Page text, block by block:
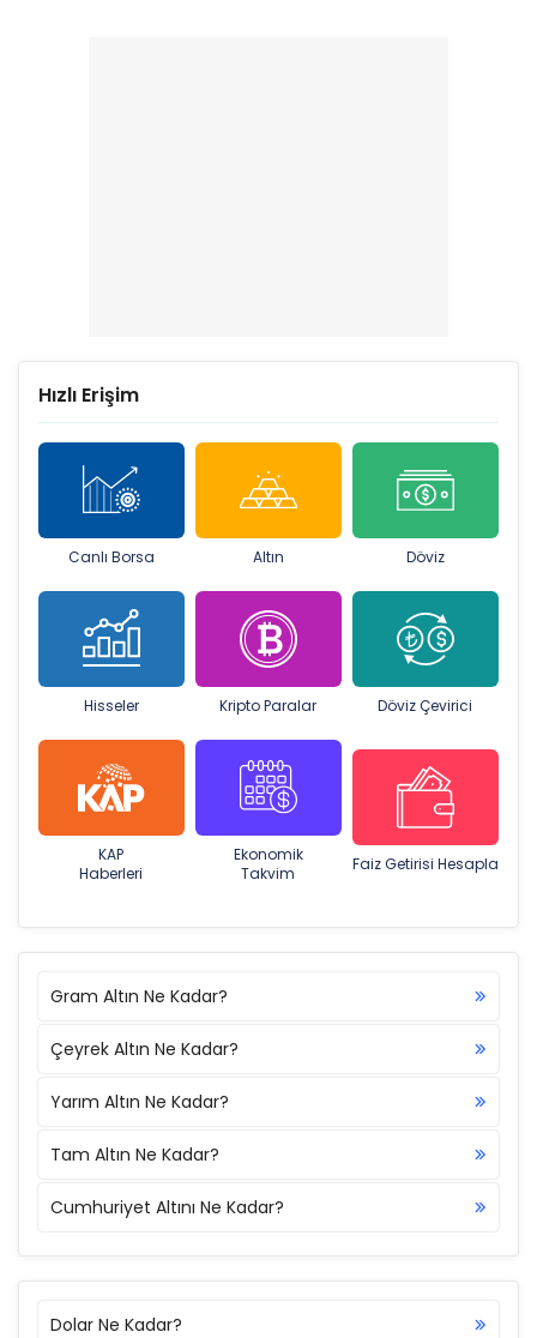
Hızlı Erişim
Canlı Borsa Altın Döviz
Hisseler Kripto Paralar Döviz Çevirici
KAP
Haberleri
Ekonomik
Takvim
Faiz Getirisi Hesapla
Gram Altın Ne Kadar?
Çeyrek Altın Ne Kadar?
Yarım Altın Ne Kadar?
Tam Altın Ne Kadar?
Cumhuriyet Altını Ne Kadar?
Dolar Ne Kadar?